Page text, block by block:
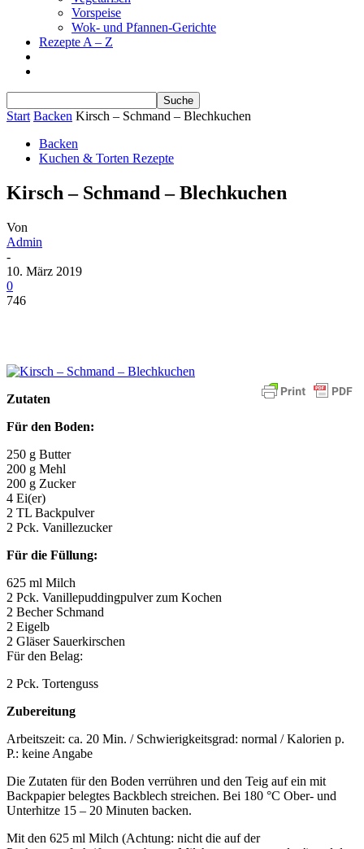
Vorspeise
Wok- und Pfannen-Gerichte
Rezepte A – Z
Start Backen Kirsch – Schmand – Blechkuchen
Backen
Kuchen & Torten Rezepte
Kirsch – Schmand – Blechkuchen
Von
Admin
-
10. März 2019
0
746
Zutaten
Für den Boden:
250 g Butter
200 g Mehl
200 g Zucker
4 Ei(er)
2 TL Backpulver
2 Pck. Vanillezucker
Für die Füllung:
625 ml Milch
2 Pck. Vanillepuddingpulver zum Kochen
2 Becher Schmand
2 Eigelb
2 Gläser Sauerkirschen
Für den Belag:
2 Pck. Tortenguss
Zubereitung
Arbeitszeit: ca. 20 Min. / Schwierigkeitsgrad: normal / Kalorien p.
P.: keine Angabe
Die Zutaten für den Boden verrühren und den Teig auf ein mit
Backpapier belegtes Backblech streichen. Bei 180 °C Ober- und
Unterhitze 15 – 20 Minuten backen.
Mit den 625 ml Milch (Achtung: nicht die auf der